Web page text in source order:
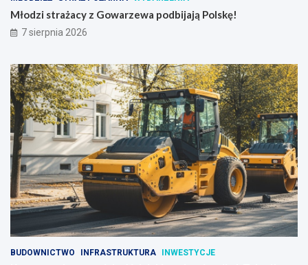
Młodzi strażacy z Gowarzewa podbijają Polskę!
7 sierpnia 2026
BUDOWNICTWO INFRASTRUKTURA INWESTYCJE